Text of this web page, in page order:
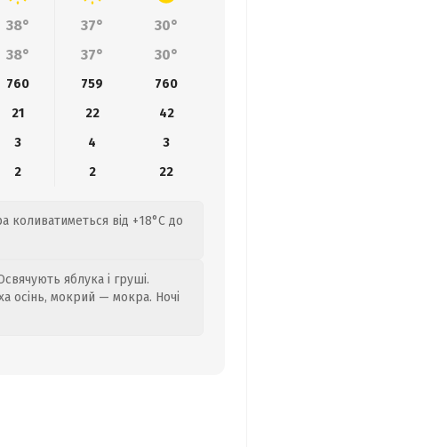
38° 37°
30°
38° 37° 30°
760 759
760
21 22
42
3 4
3
2 2 22
коливатиметься від +18°C до
яблука і груші.
осінь, мокрий — мокра. Ночі